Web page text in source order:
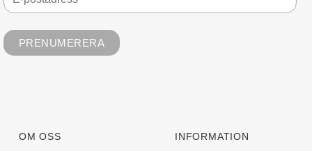
OM OSS INFORMATION